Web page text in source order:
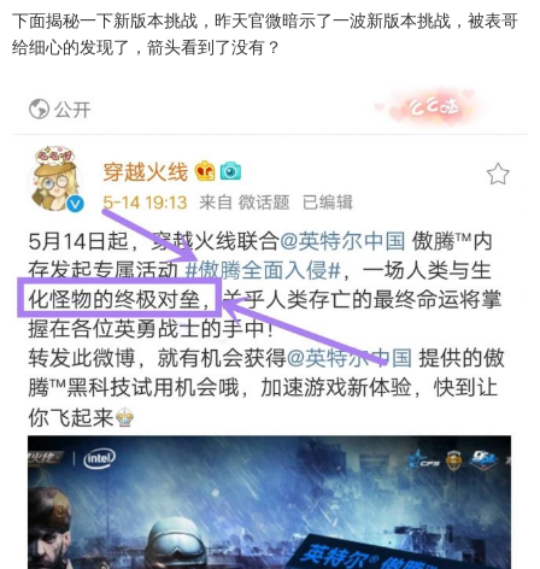
下面揭秘一下新版本挑战，昨天官微暗示了一波新版本挑战，被表哥
给细心的发现了，箭头看到了没有？